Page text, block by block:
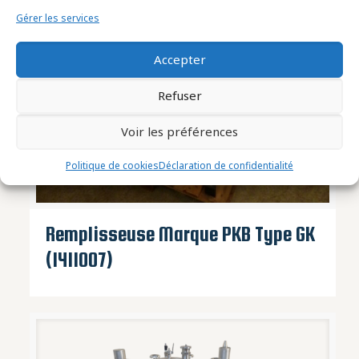
Gérer les services
Accepter
Refuser
Voir les préférences
Politique de cookiesDéclaration de confidentialité
Remplisseuse Marque PKB Type GK
(1411007)